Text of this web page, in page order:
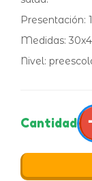
Presentación:
Medidas:
Nivel:
Cantidad